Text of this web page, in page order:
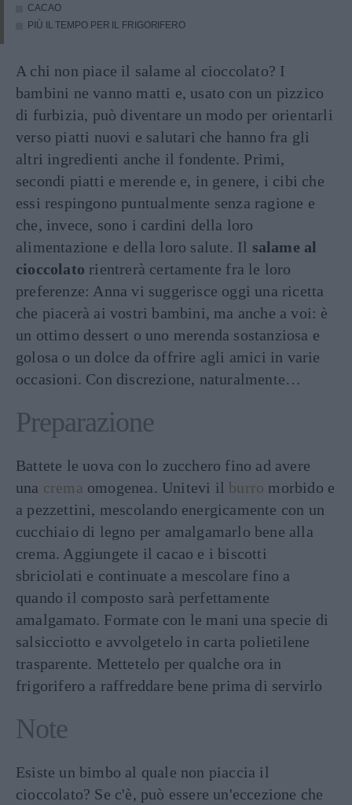
CACAO
PIÙ IL TEMPO PER IL FRIGORIFERO
A chi non piace il salame al cioccolato? I
bambini ne vanno matti e, usato con un pizzico
di furbizia, può diventare un modo per orientarli
verso piatti nuovi e salutari che hanno fra gli
altri ingredienti anche il fondente. Primi,
secondi piatti e merende e, in genere, i cibi che
essi respingono puntualmente senza ragione e
che, invece, sono i cardini della loro
alimentazione e della loro salute. Il salame al
cioccolato rientrerà certamente fra le loro
preferenze: Anna vi suggerisce oggi una ricetta
che piacerà ai vostri bambini, ma anche a voi: è
un ottimo dessert o uno merenda sostanziosa e
golosa o un dolce da offrire agli amici in varie
occasioni. Con discrezione, naturalmente…
Preparazione
Battete le uova con lo zucchero fino ad avere
una crema omogenea. Unitevi il burro morbido e
a pezzettini, mescolando energicamente con un
cucchiaio di legno per amalgamarlo bene alla
crema. Aggiungete il cacao e i biscotti
sbriciolati e continuate a mescolare fino a
quando il composto sarà perfettamente
amalgamato. Formate con le mani una specie di
salsicciotto e avvolgetelo in carta polietilene
trasparente. Mettetelo per qualche ora in
frigorifero a raffreddare bene prima di servirlo
Note
Esiste un bimbo al quale non piaccia il
cioccolato? Se c'è, può essere un'eccezione che